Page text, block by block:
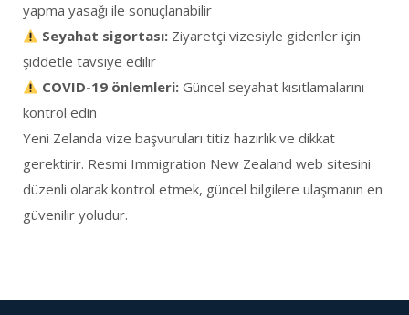
yapma yasağı ile sonuçlanabilir
Seyahat sigortası: Ziyaretçi vizesiyle gidenler için
şiddetle tavsiye edilir
COVID-19 önlemleri: Güncel seyahat kısıtlamalarını
kontrol edin
Yeni Zelanda vize başvuruları titiz hazırlık ve dikkat
gerektirir. Resmi Immigration New Zealand web sitesini
düzenli olarak kontrol etmek, güncel bilgilere ulaşmanın en
güvenilir yoludur.